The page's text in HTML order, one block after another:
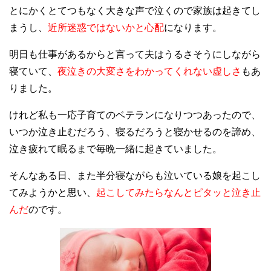
とにかくとてつもなく大きな声で泣くので家族は起きてし
まうし、 近所迷惑ではないかと心配になります。
明日も仕事があるからと言って夫はうるさそうにしながら
寝ていて、 夜泣きの大変さをわかってくれない虚しさ もあ
りました。
けれど私も一応子育てのベテランになりつつあったので、
いつか泣き止むだろう、寝るだろうと寝かせるのを諦め、
泣き疲れて眠るまで毎晩一緒に起きていました。
そんなある日、また半分寝ながらも泣いている娘を起こし
てみようかと思い、 起こしてみたらなんとピタッと泣き止
んだのです。